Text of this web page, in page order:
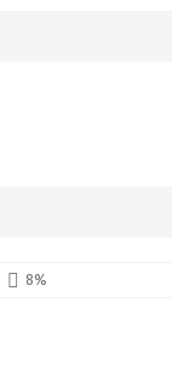
8%